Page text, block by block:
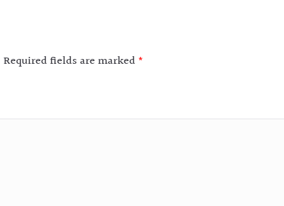
Required fields are marked *